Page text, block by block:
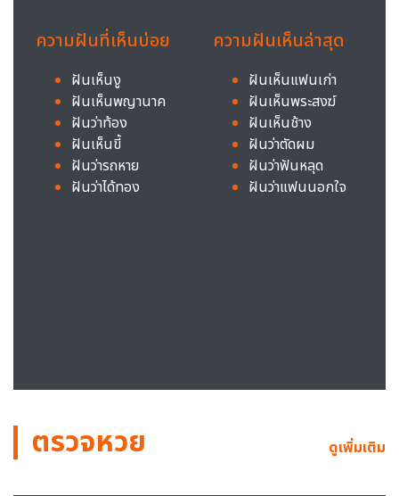
ความฝันที่เห็นบ่อย
ฝันเห็นงู
ฝันเห็นพญานาค
ฝันว่าท้อง
ฝันเห็นขี้
ฝันว่ารถหาย
ฝันว่าได้ทอง
ความฝันเห็นล่าสุด
ฝันเห็นแฟนเก่า
ฝันเห็นพระสงฆ์
ฝันเห็นช้าง
ฝันว่าตัดผม
ฝันว่าฟันหลุด
ฝันว่าแฟนนอกใจ
ตรวจหวย ดูเพิ่มเติม